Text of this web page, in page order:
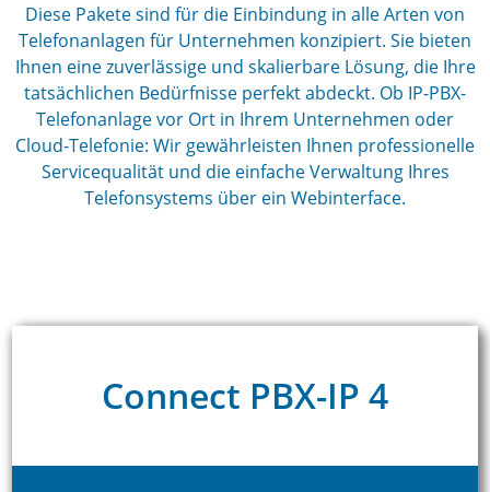
Diese Pakete sind für die Einbindung in alle Arten von
Telefonanlagen für Unternehmen konzipiert. Sie bieten
Ihnen eine zuverlässige und skalierbare Lösung, die Ihre
tatsächlichen Bedürfnisse perfekt abdeckt. Ob IP-PBX-
Telefonanlage vor Ort in Ihrem Unternehmen oder
Cloud-Telefonie: Wir gewährleisten Ihnen professionelle
Servicequalität und die einfache Verwaltung Ihres
Telefonsystems über ein Webinterface.
Connect PBX-IP 4